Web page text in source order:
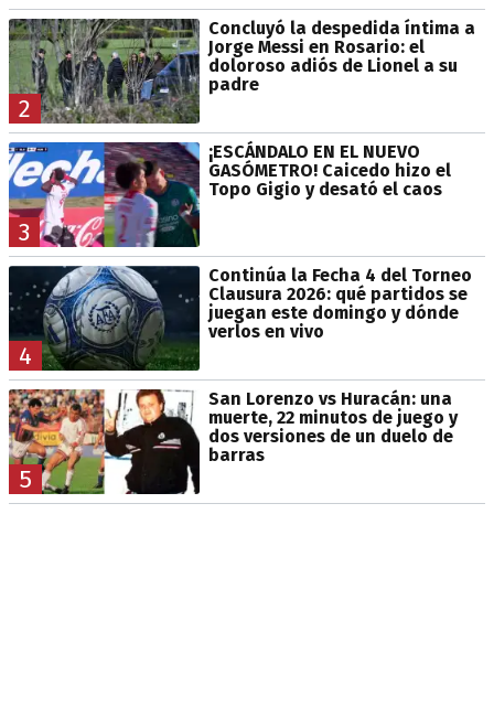
2
Concluyó la despedida íntima a
Jorge Messi en Rosario: el
doloroso adiós de Lionel a su
padre
3
¡ESCÁNDALO EN EL NUEVO
GASÓMETRO! Caicedo hizo el
Topo Gigio y desató el caos
4
Continúa la Fecha 4 del Torneo
Clausura 2026: qué partidos se
juegan este domingo y dónde
verlos en vivo
5
San Lorenzo vs Huracán: una
muerte, 22 minutos de juego y
dos versiones de un duelo de
barras